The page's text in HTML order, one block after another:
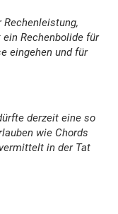
Rechenbolide für
eingehen und für
derzeit eine so
wie Chords
in der Tat